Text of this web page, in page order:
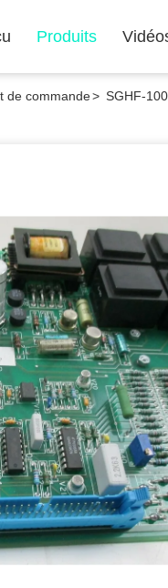
Produits
de commande> SGHF-